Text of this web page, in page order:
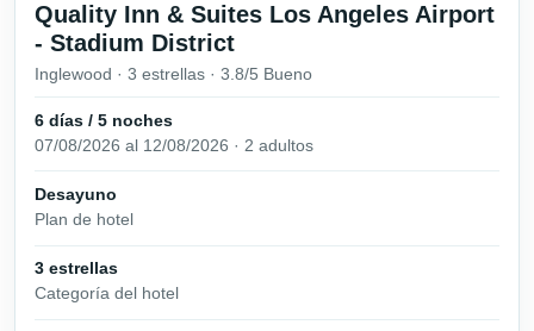
Quality Inn & Suites Los Angeles Airport
- Stadium District
Inglewood · 3 estrellas · 3.8/5 Bueno
6 días / 5 noches
07/08/2026 al 12/08/2026 · 2 adultos
Desayuno
Plan de hotel
3 estrellas
Categoría del hotel